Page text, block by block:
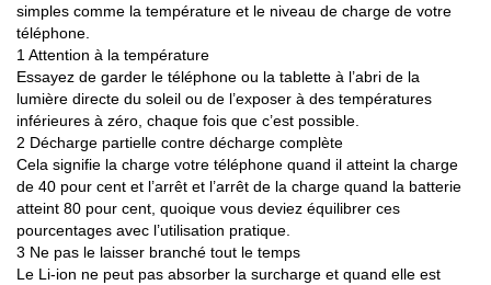
simples comme la température et le niveau de charge de votre
téléphone.
1 Attention à la température
Essayez de garder le téléphone ou la tablette à l’abri de la
lumière directe du soleil ou de l’exposer à des températures
inférieures à zéro, chaque fois que c’est possible.
2 Décharge partielle contre décharge complète
Cela signifie la charge votre téléphone quand il atteint la charge
de 40 pour cent et l’arrêt et l’arrêt de la charge quand la batterie
atteint 80 pour cent, quoique vous deviez équilibrer ces
pourcentages avec l’utilisation pratique.
3 Ne pas le laisser branché tout le temps
Le Li-ion ne peut pas absorber la surcharge et quand elle est